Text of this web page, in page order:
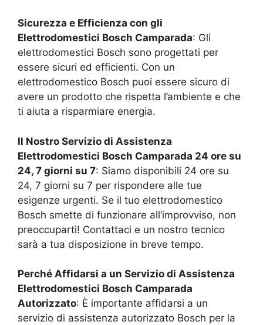
Sicurezza e Efficienza con gli
Elettrodomestici Bosch Camparada: Gli
elettrodomestici Bosch sono progettati per
essere sicuri ed efficienti. Con un
elettrodomestico Bosch puoi essere sicuro di
avere un prodotto che rispetta l’ambiente e che
ti aiuta a risparmiare energia.
Il Nostro Servizio di Assistenza
Elettrodomestici Bosch Camparada 24 ore su
24, 7 giorni su 7: Siamo disponibili 24 ore su
24, 7 giorni su 7 per rispondere alle tue
esigenze urgenti. Se il tuo elettrodomestico
Bosch smette di funzionare all’improvviso, non
preoccuparti! Contattaci e un nostro tecnico
sarà a tua disposizione in breve tempo.
Perché Affidarsi a un Servizio di Assistenza
Elettrodomestici Bosch Camparada
Autorizzato: È importante affidarsi a un
servizio di assistenza autorizzato Bosch per la